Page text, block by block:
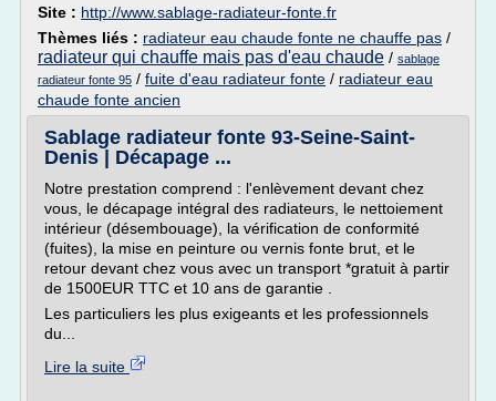
Site : http://www.sablage-radiateur-fonte.fr
Thèmes liés : radiateur eau chaude fonte ne chauffe pas /
radiateur qui chauffe mais pas d'eau chaude / sablage
radiateur fonte 95 / fuite d'eau radiateur fonte / radiateur eau
chaude fonte ancien
Sablage radiateur fonte 93-Seine-Saint-
Denis | Décapage ...
Notre prestation comprend : l'enlèvement devant chez
vous, le décapage intégral des radiateurs, le nettoiement
intérieur (désembouage), la vérification de conformité
(fuites), la mise en peinture ou vernis fonte brut, et le
retour devant chez vous avec un transport *gratuit à partir
de 1500EUR TTC et 10 ans de garantie .
Les particuliers les plus exigeants et les professionnels
du...
Lire la suite